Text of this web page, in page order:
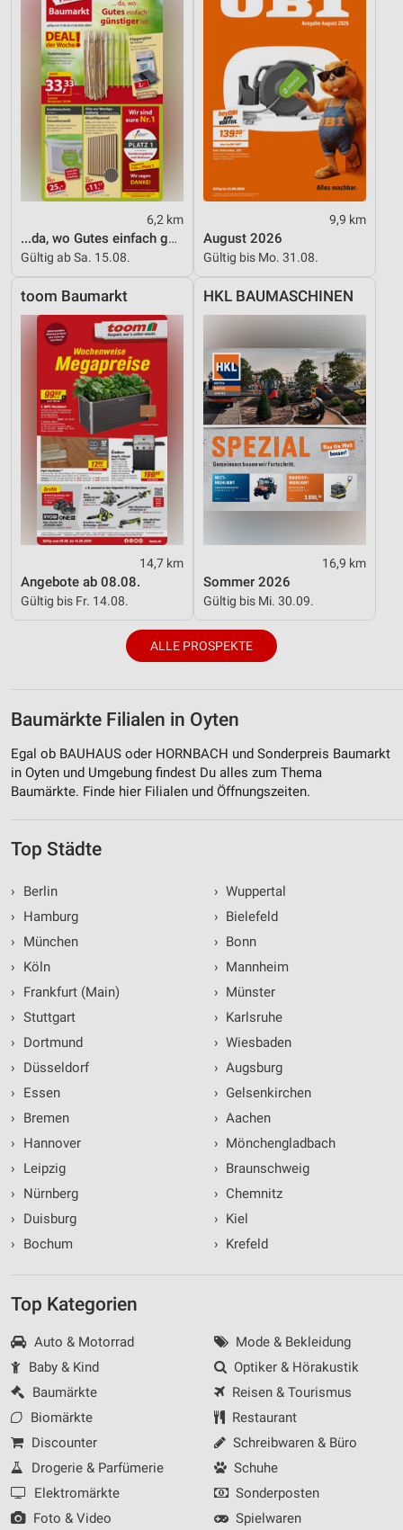
6,2 km
...da, wo Gutes einfach günstiger ist!
Gültig ab Sa. 15.08.
9,9 km
August 2026
Gültig bis Mo. 31.08.
toom Baumarkt
14,7 km
Angebote ab 08.08.
Gültig bis Fr. 14.08.
HKL BAUMASCHINEN
16,9 km
Sommer 2026
Gültig bis Mi. 30.09.
ALLE PROSPEKTE
Baumärkte Filialen in Oyten
Egal ob BAUHAUS oder HORNBACH und Sonderpreis Baumarkt
in Oyten und Umgebung findest Du alles zum Thema
Baumärkte. Finde hier Filialen und Öffnungszeiten.
Top Städte
›
Berlin
›
Hamburg
›
München
›
Köln
›
Frankfurt (Main)
› Stuttgart
›
Dortmund
›
Düsseldorf
›
Essen
›
Bremen
›
Hannover
›
Leipzig
›
Nürnberg
›
Duisburg
›
Bochum
› Wuppertal
› Bielefeld
› Bonn
› Mannheim
› Münster
› Karlsruhe
› Wiesbaden
› Augsburg
› Gelsenkirchen
› Aachen
› Mönchengladbach
› Braunschweig
› Chemnitz
› Kiel
› Krefeld
Top Kategorien
Auto & Motorrad
Baby & Kind
Baumärkte
Biomärkte
Discounter
Drogerie & Parfümerie
Elektromärkte
Foto & Video
Mode & Bekleidung
Optiker & Hörakustik
Reisen & Tourismus
Restaurant
Schreibwaren & Büro
Schuhe
Sonderposten
Spielwaren